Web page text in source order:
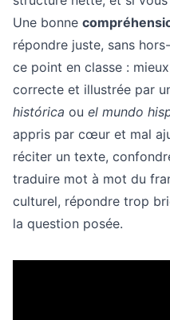
Une bonne
répondre juste, sans
ce point en classe :
correcte et illustrée par
histórica ou el mundo
appris par cœur et mal
réciter un texte,
traduire mot à mot du
culturel, répondre trop
la question posée.